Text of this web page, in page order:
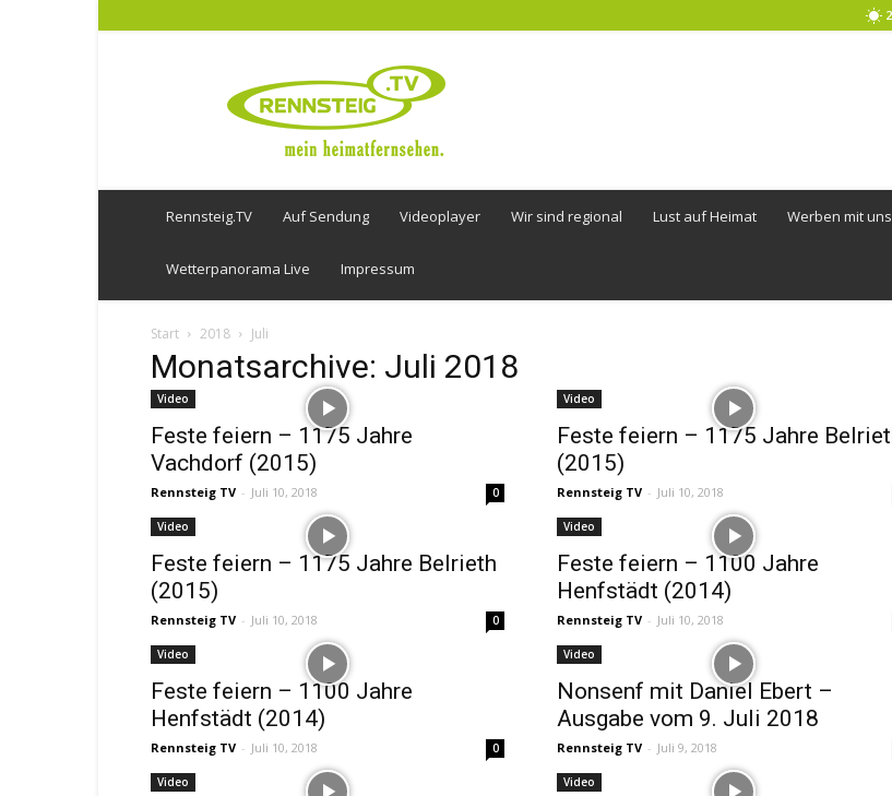
Rennsteig.TV Auf Sendung Videoplayer Wir sind regional Lust auf Heimat Werben mit uns
Wetterpanorama Live Impressum
Start 2018 Juli
Monatsarchive: Juli 2018
Video
Feste feiern – 1175 Jahre
Vachdorf (2015)
Rennsteig TV - Juli 10, 2018 0
Video
Feste feiern – 1175 Jahre
(2015)
Rennsteig TV - Juli 10, 2018
Video
Feste feiern – 1175 Jahre Belrieth
(2015)
Rennsteig TV - Juli 10, 2018 0
Video
Feste feiern – 1100 Jahre
Henfstädt (2014)
Rennsteig TV - Juli 10, 2018
Video
Feste feiern – 1100 Jahre
Henfstädt (2014)
Rennsteig TV - Juli 10, 2018 0
Video
Nonsenf mit Daniel Ebert –
Ausgabe vom 9. Juli 2018
Rennsteig TV - Juli 9, 2018
Video Video